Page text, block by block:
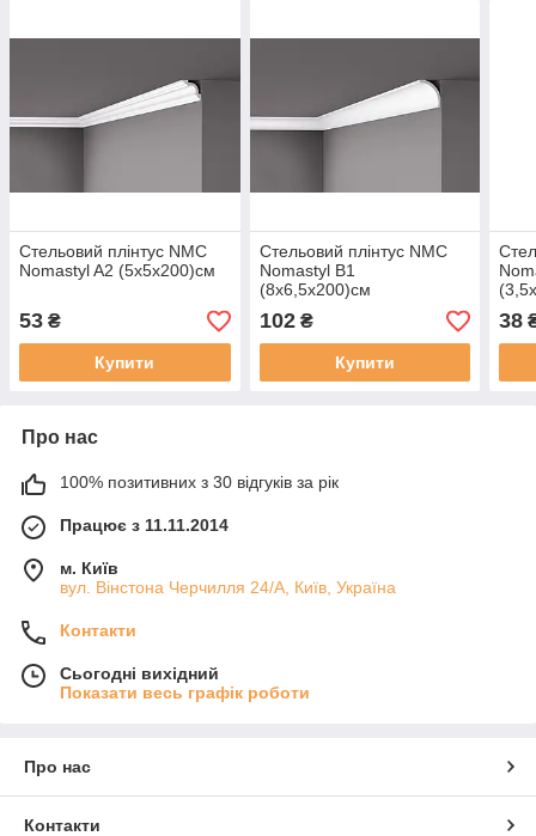
Стельовий плінтус NMC
Nomastyl A2 (5х5х200)см
53 ₴
Купити
Стельовий плінтус NMC
Nomastyl B1
(8х6,5х200)см
102₴
Купити
38
Про нас
100% позитивних з 30 відгуків за рік
Працює з 11.11.2014
м. Київ
вул. Вінстона Черчилля 24/А, Київ, Україна
Контакти
Сьогодні вихідний
Показати весь графік роботи
Про нас
Контакти